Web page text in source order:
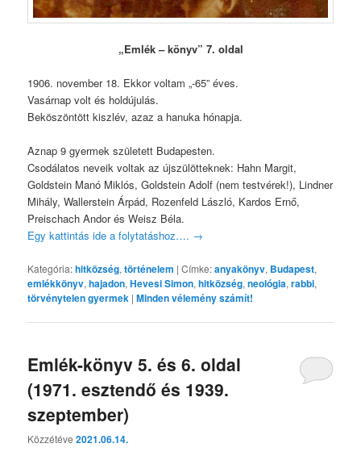
„Emlék – könyv” 7. oldal
1906. november 18. Ekkor voltam „-65” éves.
Vasárnap volt és holdújulás.
Beköszöntött kiszlév, azaz a hanuka hónapja.
Aznap 9 gyermek született Budapesten.
Csodálatos neveik voltak az újszülötteknek: Hahn Margit,
Goldstein Manó Miklós, Goldstein Adolf (nem testvérek!), Lindner
Mihály, Wallerstein Árpád, Rozenfeld László, Kardos Ernő,
Preischach Andor és Weisz Béla.
Egy kattintás ide a folytatáshoz…. →
Kategória:hitközség,történelem |Címke:anyakönyv, Budapest,
emlékkönyv,hajadon,Hevesi Simon,hitközség,neológia,rabbi,
törvénytelen gyermek |Minden vélemény számít!
Emlék-könyv 5. és 6. oldal
(1971. esztendő és 1939.
szeptember)
Közzétéve2021.06.14.